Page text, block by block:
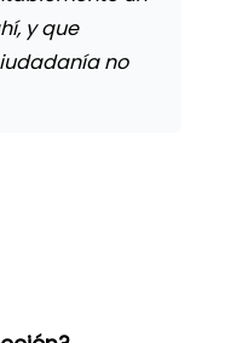
y que
no